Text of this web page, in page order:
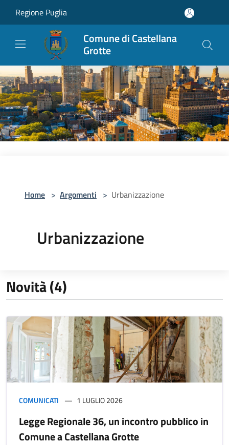
Regione Puglia
Comune di Castellana
Grotte
Home > Argomenti > Urbanizzazione
Urbanizzazione
Novità (4)
COMUNICATI 1 LUGLIO 2026
Legge Regionale 36, un incontro pubblico in
Comune a Castellana Grotte